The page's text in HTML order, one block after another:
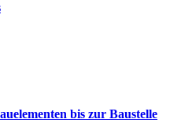
bis zur Baustelle